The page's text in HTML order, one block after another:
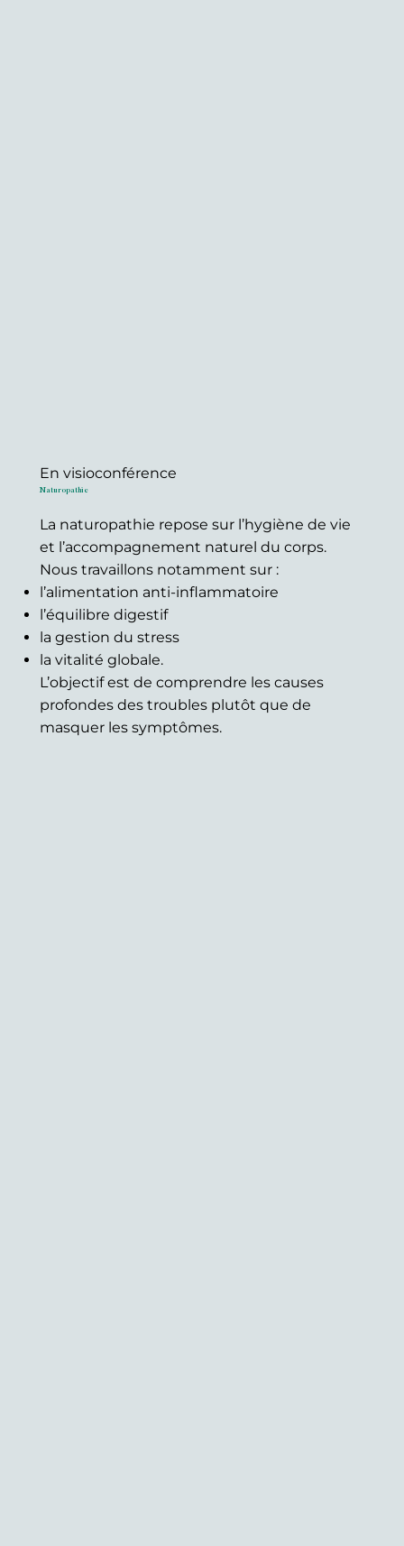
En visioconférence
Naturopathie
La naturopathie repose sur l’hygiène de vie
et l’accompagnement naturel du corps.
Nous travaillons notamment sur :
l’alimentation anti-inflammatoire
l’équilibre digestif
la gestion du stress
la vitalité globale.
L’objectif est de comprendre les causes
profondes des troubles plutôt que de
masquer les symptômes.